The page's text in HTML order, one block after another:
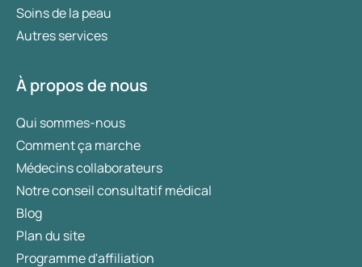
Soins de la peau
Autres services
À propos de nous
Qui sommes-nous
Comment ça marche
Médecins collaborateurs
Notre conseil consultatif médical
Blog
Plan du site
Programme d'affiliation